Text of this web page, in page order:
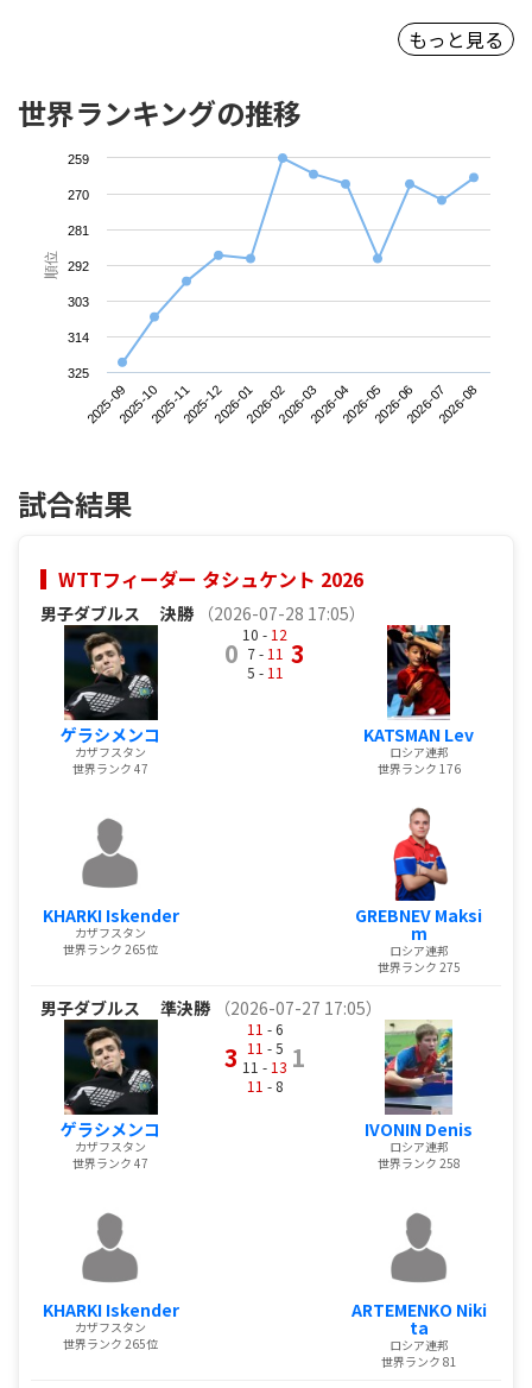
もっと見る
世界ランキングの推移
順位
2025-092025-102025-112025-122026-012026-022026-032026-042026-052026-062026-072026-08
259
270
281
292
303
314
325
試合結果
WTTフィーダー タシュケント 2026
男子ダブルス 決勝 （2026-07-28 17:05）
ゲラシメンコ
カザフスタン
世界ランク 47
KHARKI Iskender
カザフスタン
世界ランク 265位
0
10 - 12
7 - 11
5 - 11
3
KATSMAN Lev
ロシア連邦
世界ランク 176
GREBNEV Maksi
m
ロシア連邦
世界ランク 275
男子ダブルス 準決勝 （2026-07-27 17:05）
ゲラシメンコ
カザフスタン
世界ランク 47
KHARKI Iskender
カザフスタン
世界ランク 265位
3
11 - 6
11 - 5
11 - 13
11 - 8
1
IVONIN Denis
ロシア連邦
世界ランク 258
ARTEMENKO Niki
ta
ロシア連邦
世界ランク 81